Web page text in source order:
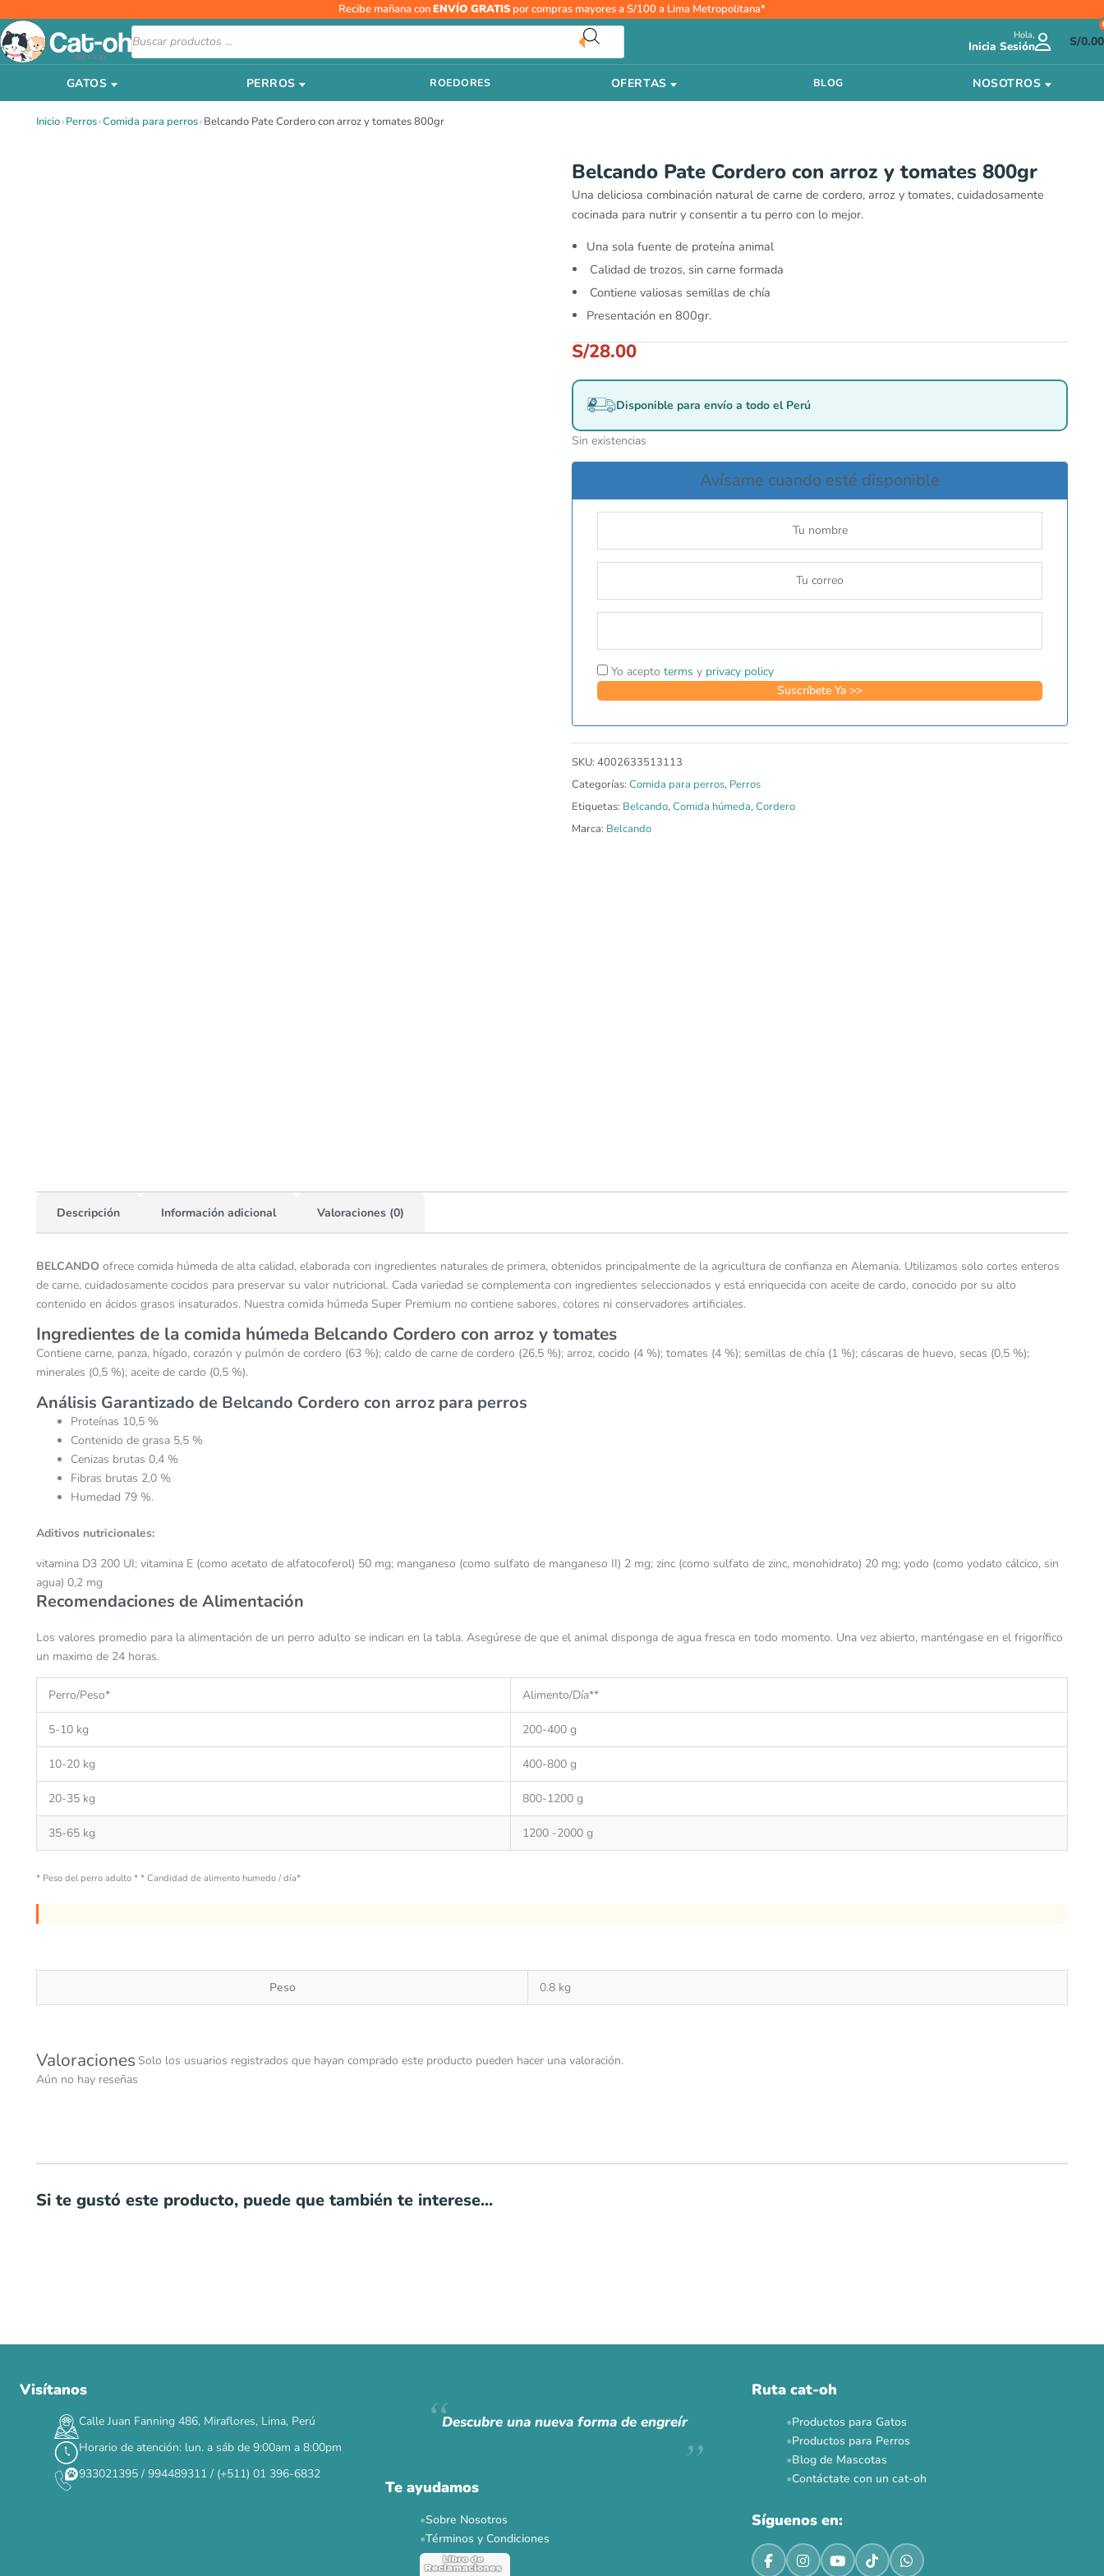
al
contenido
Recibe mañana conENVÍO GRATIS por compras mayores a S/100 a Lima Metropolitana*
Búsqueda
de
productos
Hola,
Inicia Sesión S/0.00
GATOS PERROS ROEDORES OFERTAS BLOG NOSOTROS
Inicio›Perros›Comida para perros›Belcando Pate Cordero con arroz y tomates 800gr
Belcando Pate Cordero con arroz y tomates 800gr
Una deliciosa combinación natural de carne de cordero, arroz y tomates, cuidadosamente
cocinada para nutrir y consentir a tu perro con lo mejor.
Una sola fuente de proteína animal
Calidad de trozos, sin carne formada
Contiene valiosas semillas de chía
Presentación en 800gr.
S/28.00
Disponible para envío a todo el Perú
Sin existencias
Avísame cuando esté disponible
Yo acepto terms y privacy policy
SKU: 4002633513113
Categorías: Comida para perros, Perros
Etiquetas: Belcando,Comida húmeda,Cordero
Marca: Belcando
Descripción Información adicional Valoraciones (0)
BELCANDO ofrece comida húmeda de alta calidad, elaborada con ingredientes naturales de primera, obtenidos principalmente de la agricultura de confianza en Alemania. Utilizamos solo cortes enteros
de carne, cuidadosamente cocidos para preservar su valor nutricional. Cada variedad se complementa con ingredientes seleccionados y está enriquecida con aceite de cardo, conocido por su alto
contenido en ácidos grasos insaturados. Nuestra comida húmeda Super Premium no contiene sabores, colores ni conservadores artificiales.
Ingredientes de la comida húmeda Belcando Cordero con arroz y tomates
Contiene carne, panza, hígado, corazón y pulmón de cordero (63 %); caldo de carne de cordero (26,5 %); arroz, cocido (4 %); tomates (4 %); semillas de chía (1 %); cáscaras de huevo, secas (0,5 %);
minerales (0,5 %); aceite de cardo (0,5 %).
Análisis Garantizado de Belcando Cordero con arroz para perros
Proteínas 10,5 %
Contenido de grasa 5,5 %
Cenizas brutas 0,4 %
Fibras brutas 2,0 %
Humedad 79 %.
Aditivos nutricionales:
vitamina D3 200 UI; vitamina E (como acetato de alfatocoferol) 50 mg; manganeso (como sulfato de manganeso II) 2 mg; zinc (como sulfato de zinc, monohidrato) 20 mg; yodo (como yodato cálcico, sin
agua) 0,2 mg
Recomendaciones de Alimentación
Los valores promedio para la alimentación de un perro adulto se indican en la tabla. Asegúrese de que el animal disponga de agua fresca en todo momento. Una vez abierto, manténgase en el frigorífico
un maximo de 24 horas.
Perro/Peso* Alimento/Día**
5-10 kg 200-400 g
10-20 kg 400-800 g
20-35 kg 800-1200 g
35-65 kg 1200 -2000 g
* Peso del perro adulto * * Candidad de alimento humedo / día*
Peso 0.8 kg
Valoraciones
Aún no hay reseñas
Solo los usuarios registrados que hayan comprado este producto pueden hacer una valoración.
Si te gustó este producto, puede que también te interese...
✕
CAT WEEK · 4 AL 8 DE AGOSTO
Visítanos
Calle Juan Fanning 486, Miraflores, Lima, Perú
Horario de atención: lun. a sáb de 9:00am a 8:00pm
933021395 / 994489311 / (+511) 01 396-6832
Descubre una nueva forma de engreír
Te ayudamos
Sobre Nosotros
Términos y Condiciones
Ruta cat-oh
Productos para Gatos
Productos para Perros
Blog de Mascotas
Contáctate con un cat-oh
Síguenos en: